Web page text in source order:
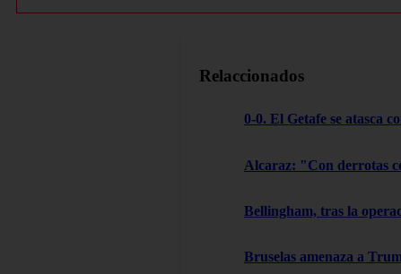
Relaccionados
0-0. El Getafe se atasca
Alcaraz: "Con derrotas
Bellingham, tras la
Bruselas amenaza a